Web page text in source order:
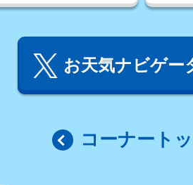
お天気ナビゲー
コーナート